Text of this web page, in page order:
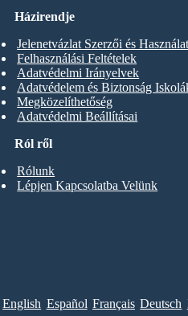
Ról ről
Rólunk
Lépjen Kapcsolatba Velünk
Házirendje
Jelenetvázlat Szerzői és Használat
Felhasználási Feltételek
Adatvédelmi Irányelvek
Adatvédelem és Biztonság
Megközelíthetőség
Adatvédelmi Beállításai
English Español Français Deutsch